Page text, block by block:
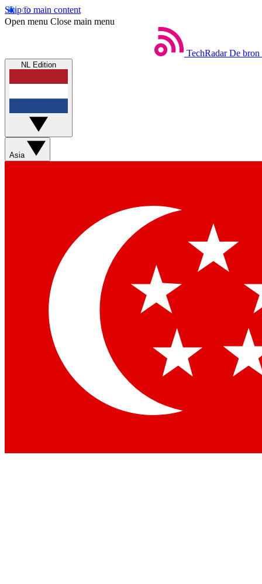
Skip to main content
Open menu Close main menu
TechRadar De bron
NL Edition
Asia